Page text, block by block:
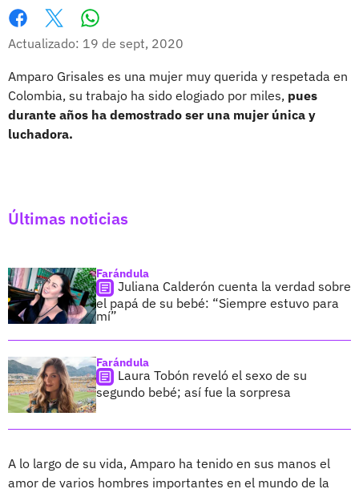
Facebook
X
Actualizado: 19 de sept, 2020
Amparo Grisales es una mujer muy querida y respetada en
Colombia, su trabajo ha sido elogiado por miles, pues
durante años ha demostrado ser una mujer única y
luchadora.
Últimas noticias
Farándula
Juliana Calderón cuenta la verdad sobre
el papá de su bebé: “Siempre estuvo para
mí”
Farándula
Laura Tobón reveló el sexo de su
segundo bebé; así fue la sorpresa
A lo largo de su vida, Amparo ha tenido en sus manos el
amor de varios hombres importantes en el mundo de la